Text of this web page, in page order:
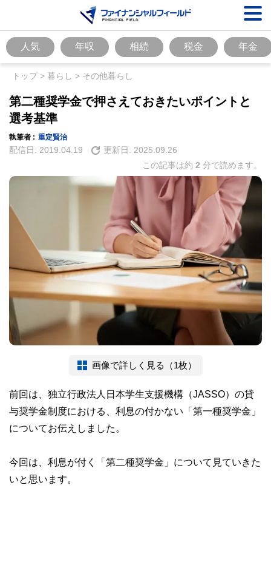
人気 年収 相続 税金 年金
トップ> 暮らし > その他暮らし
第二種奨学金で押さえておきたいポイントと
選考基準
執筆者 : 重定賢治
配信日: 2019.04.19 更新日: 2025.09.26
この記事は約 2 分で読めます。
画像で詳しく見る（1枚）
前回は、独立行政法人日本学生支援機構（JASSO）の貸
与奨学金制度における、利息の付かない「第一種奨学金」
についてお伝えしました。
今回は、利息が付く「第二種奨学金」について見ていきた
いと思います。